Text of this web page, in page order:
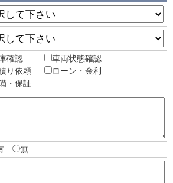
確認
車両状態確認
り依頼
ローン・金利
・保証
無